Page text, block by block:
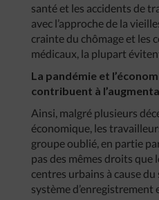
santé et les accidents de
avec l’approche de la
crainte du chômage et les
médicaux, la plupart
La pandémie et
contribuent à
Ainsi, malgré plusieurs
économique, les
groupe oublié, en partie
pas des mêmes droits que
centres urbains à cause
système d’enregistrement